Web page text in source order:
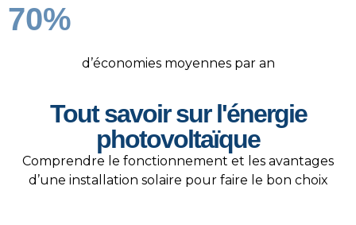
70%
d’économies moyennes par an
Tout savoir sur l'énergie
photovoltaïque
Comprendre le fonctionnement et les avantages
d’une installation solaire pour faire le bon choix